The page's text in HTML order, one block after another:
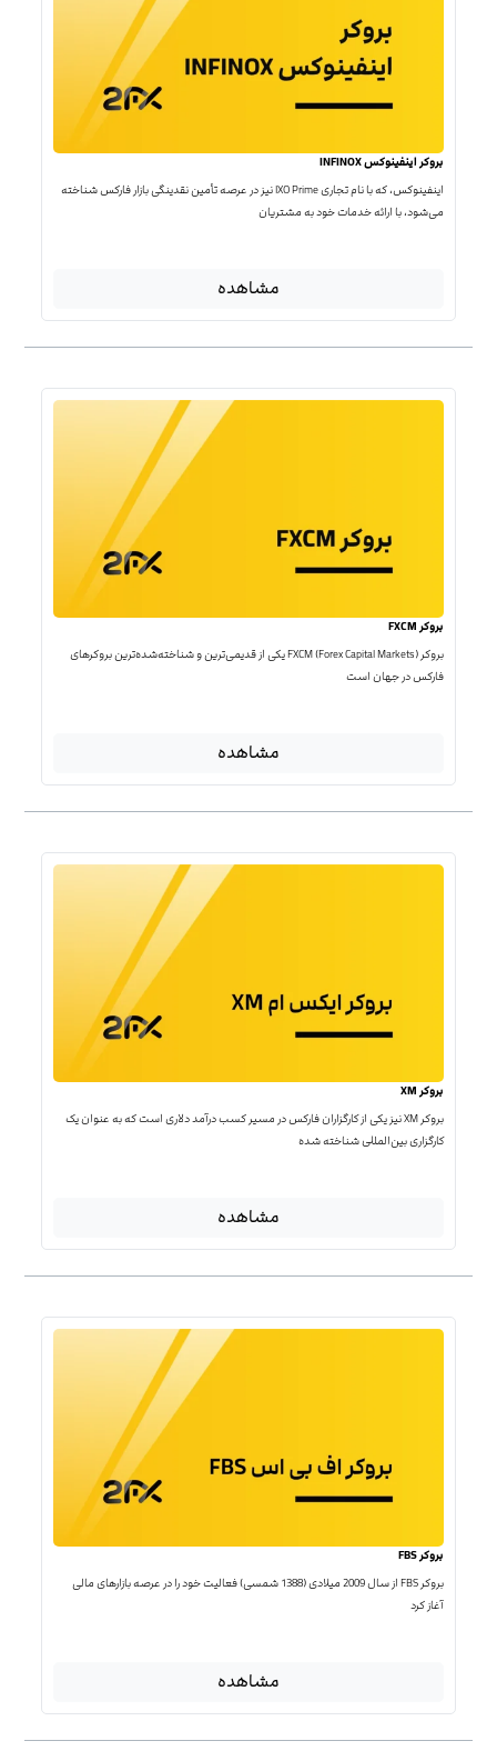
بروکر اینفینوکس INFINOX
اینفینوکس، که با نام تجاری IXO Prime نیز در عرصه تأمین نقدینگی بازار فارکس شناخته
می‌شود، با ارائه خدمات خود به مشتریان
مشاهده
بروکر FXCM
بروکر FXCM (Forex Capital Markets) یکی از قدیمی‌ترین و شناخته‌شده‌ترین بروکرهای
فارکس در جهان است
مشاهده
بروکر XM
بروکر XM نیز یکی از کارگزاران فارکس در مسیر کسب درآمد دلاری است که به عنوان یک
کارگزاری بین‌المللی شناخته شده
مشاهده
بروکر FBS
بروکر FBS از سال 2009 میلادی (1388 شمسی) فعالیت خود را در عرصه بازارهای مالی
آغاز کرد
مشاهده